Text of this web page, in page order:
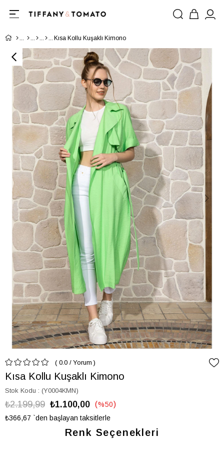
Kısa Kollu Kuşaklı Kimono
0.0 / Yorum
Kısa Kollu Kuşaklı Kimono
Stok Kodu (Y0004KMN)
₺2.199,99 ₺1.100,00 %50
İndirim
₺366,67 `den başlayan taksitlerle
Renk Seçenekleri